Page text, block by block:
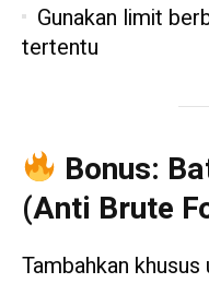
Gunakan limit
tertentu
Bonus:
(Anti Brute
Tambahkan